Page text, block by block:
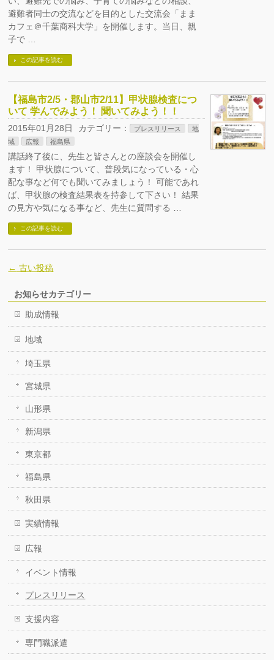
避難者同士の交流などを目的とした交流会「まま
カフェ＠千葉商科大学」を開催します。当日、親
子で …
この記事を読む
【福島市2/5・郡山市2/11】甲状腺検査につ
いて 学んでみよう！ 聞いてみよう！！
2015年01月28日 カテゴリー： プレスリリース
地
域
広報 福島県
講話終了後に、先生と皆さんとの座談会を開催し
ます！ 甲状腺について、普段気になっている・心
配な事など何でも聞いてみましょう！ 可能であれ
ば、甲状腺の検査結果表を持参して下さい！ 結果
の見方や気になる事など、先生に質問する …
この記事を読む
← 古い投稿
お知らせカテゴリー
助成情報
地域
埼玉県
宮城県
山形県
新潟県
東京都
福島県
秋田県
実績情報
広報
イベント情報
プレスリリース
支援内容
専門職派遣